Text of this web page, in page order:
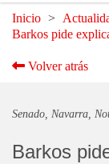
Inicio
Barkos pide
Volver atrás
Senado Navarra
Barkos